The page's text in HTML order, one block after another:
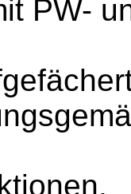
PW-